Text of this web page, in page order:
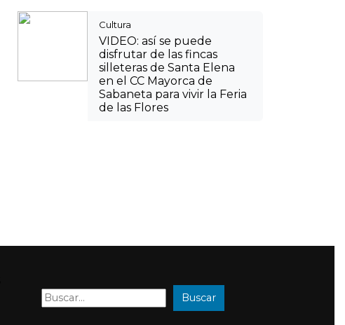
Cultura
VIDEO: así se puede
disfrutar de las fincas
silleteras de Santa Elena
en el CC Mayorca de
Sabaneta para vivir la Feria
de las Flores
Buscar: Buscar